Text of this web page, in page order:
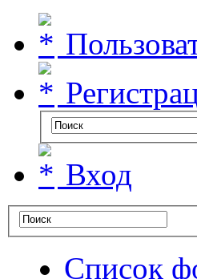
Вход
Список